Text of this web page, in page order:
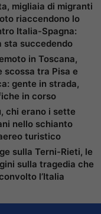
migliaia di migranti
riaccendono lo
Italia-Spagna:
sta succedendo
in Toscana,
scossa tra Pisa e
gente in strada,
in corso
chi erano i sette
nello schianto
turistico
sulla Terni-Rieti, le
sulla tragedia che
l’Italia